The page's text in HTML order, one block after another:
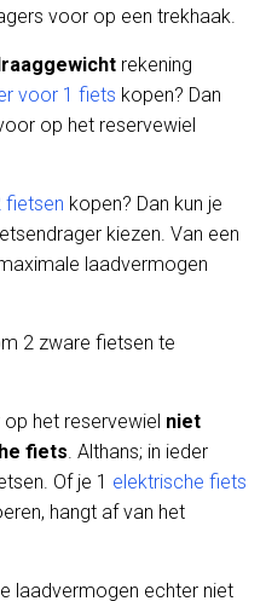
voor op een trekhaak.
rekening
voor 1 fiets kopen? Dan
op het reservewiel
fietsen kopen? Dan kun je
kiezen. Van een
laadvermogen
2 zware fietsen te
het reservewiel niet
fiets. Althans; in ieder
Of je 1 elektrische fiets
hangt af van het
laadvermogen echter niet